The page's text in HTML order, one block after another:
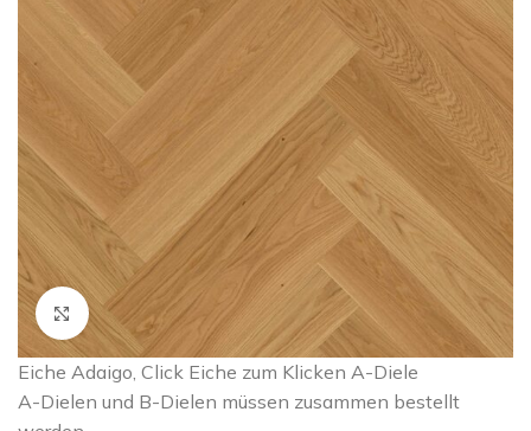
Click to enlarge
Eiche Adaigo, Click Eiche zum Klicken A-Diele
A-Dielen und B-Dielen müssen zusammen bestellt